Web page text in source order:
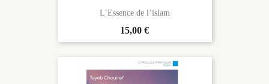
L’Essence de l’islam
Prix
15,00 €